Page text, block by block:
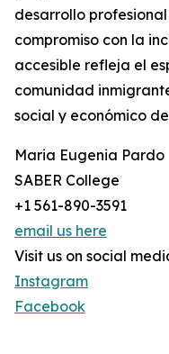
desarrollo
compromiso con la
accesible refleja el
comunidad
social y económico
Maria Eugenia Pardo
SABER College
+1 561-890-3591
email us here
Visit us on social
Instagram
Facebook